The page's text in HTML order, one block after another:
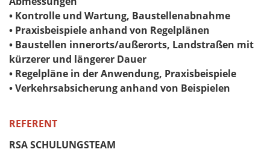
• Kontrolle und Wartung, Baustellenabnahme
• Praxisbeispiele anhand von Regelplänen
• Baustellen innerorts/außerorts, Landstraßen mit
kürzerer und längerer Dauer
• Regelpläne in der Anwendung, Praxisbeispiele
• Verkehrsabsicherung anhand von Beispielen
REFERENT
RSA SCHULUNGSTEAM